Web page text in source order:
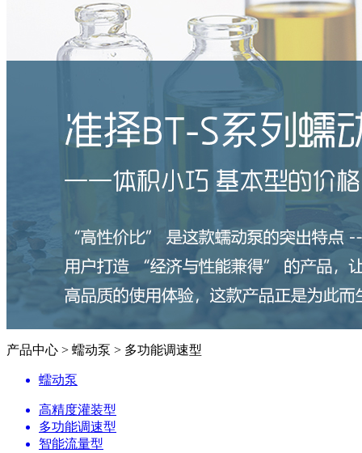
产品中心 > 蠕动泵 > 多功能调速型
蠕动泵
高精度灌装型
多功能调速型
智能流量型